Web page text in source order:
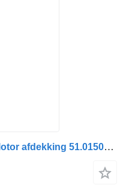
Kliková skříň motoru MAN | Motor afdekking 51.01501.3056 pro nákladní auta